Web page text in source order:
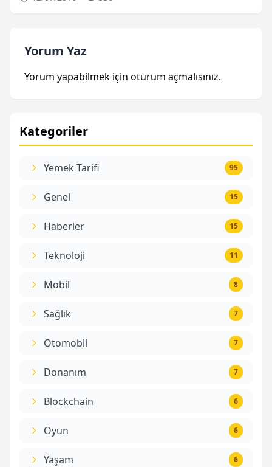
Kategoriler
Yemek Tarifi 95
Genel 15
Haberler 15
Teknoloji 11
Mobil 8
Sağlık 7
Otomobil 7
Donanım 7
Blockchain 6
Oyun 6
Yaşam 6
Yorum Yaz
Yorum yapabilmek için oturum açmalısınız.